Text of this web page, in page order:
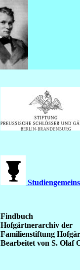
Findbuch
Hofgärtnerarchiv der
Familienstiftung
Bearbeitet von S. Olaf